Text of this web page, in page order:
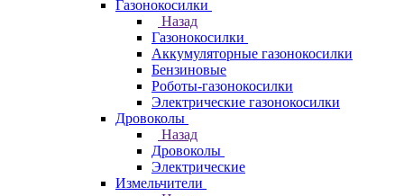
Газонокосилки
Назад
Газонокосилки
Аккумуляторные газонокосилки
Бензиновые
Роботы-газонокосилки
Электрические газонокосилки
Дровоколы
Назад
Дровоколы
Электрические
Измельчители